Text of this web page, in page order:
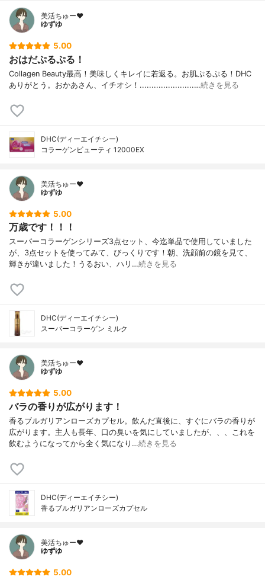
美活ちゅー❤️
ゆずゆ
5.00
おはだぷるぷる！
Collagen Beauty最高！美味しくキレイに若返る。お肌ぷるぷる！DHC
ありがとう。おかあさん、イチオシ！.......................…続きを見る
DHC(ディーエイチシー)
コラーゲンビューティ 12000EX
美活ちゅー❤️
ゆずゆ
5.00
万歳です！！！
スーパーコラーゲンシリーズ3点セット、今迄単品で使用していました
が、3点セットを使ってみて、びっくりです！朝、洗顔前の鏡を見て、
輝きが違いました！うるおい、ハリ…続きを見る
DHC(ディーエイチシー)
スーパーコラーゲン ミルク
美活ちゅー❤️
ゆずゆ
5.00
バラの香りが広がります！
香るブルガリアンローズカプセル。飲んだ直後に、すぐにバラの香りが
広がります。主人も長年、口の臭いを気にしていましたが、、、これを
飲むようになってから全く気になり…続きを見る
DHC(ディーエイチシー)
香るブルガリアンローズカプセル
美活ちゅー❤️
ゆずゆ
5.00